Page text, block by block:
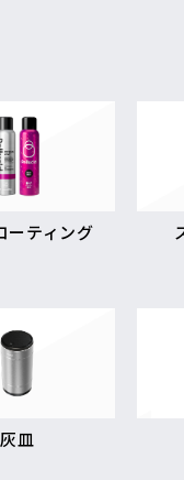
ーティング
灰皿